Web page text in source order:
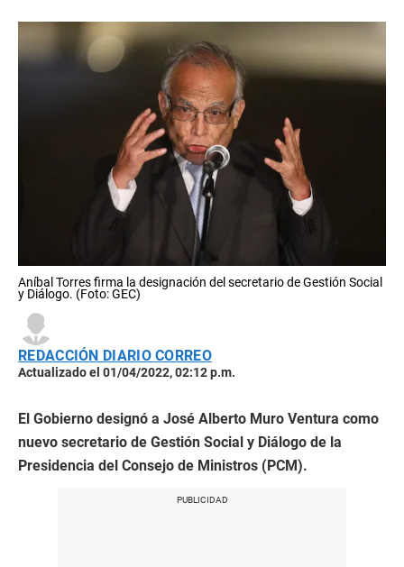
Aníbal Torres firma la designación del secretario de Gestión Social
y Diálogo. (Foto: GEC)
REDACCIÓN DIARIO CORREO
Actualizado el 01/04/2022, 02:12 p.m.
El Gobierno designó a José Alberto Muro Ventura como
nuevo secretario de Gestión Social y Diálogo de la
Presidencia del Consejo de Ministros (PCM).